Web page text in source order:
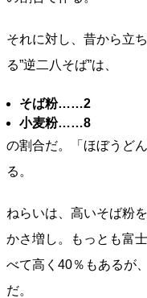
それに対し、昔から立
る”逆二八そば”は、
そば粉……2
小麦粉……8
の割合だ。「ほぼうど
る。
ねらいは、高いそば粉
かさ増し。もっとも富
べて高く40％もあるが
だ。